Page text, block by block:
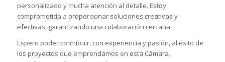
personalizado y mucha atención al detalle. Estoy
comprometida a proporcionar soluciones creativas y
efectivas, garantizando una colaboración cercana.
Espero poder contribuir, con experiencia y pasión, al éxito de
los proyectos que emprendamos en esta Cámara.